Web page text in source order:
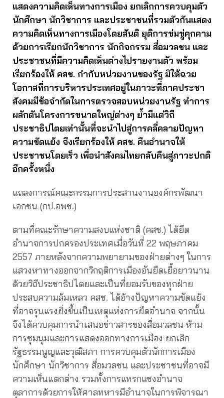
แสดงความคิดเห็นทางการเมือง ยกเลิกการควบคุมตัว
นักศึกษา นักวิชาการ และประชาชนที่รวมตัวกันแสดง
ความคิดเห็นทางการเมืองโดยสันติ ยุติการข่มขู่คุกคาม
ด้วยการเรียกนักวิชาการ นักกิจกรรม สื่อมวลชน และ
ประชาชนที่มีความคิดเห็นต่างไปรายงานตัว พร้อม
เรียกร้องให้ คสช. กำกับหน่วยงานของรัฐ มิให้ฉวย
โอกาสที่การบริหารประเทศอยู่ในภาวะที่ภาคประชา
สังคมมีข้อจำกัดในการตรวจสอบหน่วยงานรัฐ ทำการ
ผลักดันโครงการขนาดใหญ่ต่างๆ ย้ำมีแต่วิถี
ประชาธิปไตยเท่านั้นที่จะนำไปสู่การคลี่คลายปัญหา
ความขัดแย้ง จึงเรียกร้องให้ คสช. คืนอำนาจให้
ประชาชนโดยเร็ว เพื่อนำสังคมไทยกลับคืนสู่ภาวะปกติ
อีกครั้งหนึ่ง
แถลงการณ์คณะกรรมการประสานงานองค์กรพัฒนา
เอกชน (กป.อพช.)
ตามที่คณะรักษาความสงบแห่งชาติ (คสช.) ได้ยึด
อำนาจการปกครองประเทศเมื่อวันที่ 22 พฤษภาคม
2557 ภายหลังจากความพยายามของฝ่ายต่างๆ ในการ
แสวงหาทางออกจากวิกฤติการเมืองอันยืดเยื้อยาวนาน
ด้วยวิถีประชาธิปไตยและเป็นที่ยอมรับของทุกฝ่าย
ประสบความล้มเหลว คสช. ได้อ้างปัญหาความขัดแย้ง
ที่อาจรุนแรงยิ่งขึ้นเป็นเหตุแห่งการยึดอำนาจ จากนั้น
จึงได้ควบคุมการนำเสนอข่าวสารของสื่อมวลชน ห้าม
การชุมนุมและการแสดงออกทางการเมือง ยกเลิก
รัฐธรรมนูญและวุฒิสภา การควบคุมตัวนักการเมือง
นักศึกษา นักวิชาการ สื่อมวลชน และประชาชนที่อาจมี
ความเห็นแตกต่าง รวมทั้งการแทรกแซงอำนาจ
ตุลาการด้วยการให้ศาลทหารมีอำนาจในการพิจารณา